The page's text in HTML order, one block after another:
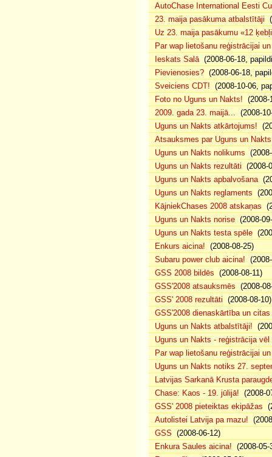
AutoChase International Eesti
23. maija pasākuma atbalstītāji
Uz 23. maija pasākumu «12
Par wap lietošanu reģistrācijai
Ieskats Salā(2008-06-18,
Pievienosies? (2008-06-18,
Sveiciens CDT! (2008-10-06,
Foto no Uguns un Nakts! (2008-
2009. gada 23. maijā... (2008-
Uguns un Nakts atkārtojums!
Atsauksmes par Uguns un Nakts
Uguns un Nakts nolikums
Uguns un Nakts rezultāti (2008-
Uguns un Nakts apbalvošana
Uguns un Nakts reglaments
KājniekChases 2008 atskaņas
Uguns un Nakts norise (2008-
Uguns un Nakts testa spēle
Enkurs aicina! (2008-08-25)
Subaru power club aicina!
GSS 2008 bildēs (2008-08-11)
GSS'2008 atsauksmēs (2008-
GSS' 2008 rezultāti (2008-08-10)
GSS'2008 dienaskārtība un
Uguns un Nakts atbalstītāji!
Uguns un Nakts - reģistrācija
Par wap lietošanu reģistrācijai
Uguns un Nakts notiks 27.
Latvijas Sarkanā Krusta
Chase: Kaos - 19. jūlijā! (2008-
GSS' 2008 pieteiktas ekipāžas
Autolistei Latvija pa mazu!
GSS (2008-06-12)
Enkura Saules aicina! (2008-05-